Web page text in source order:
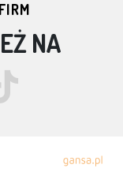
NA